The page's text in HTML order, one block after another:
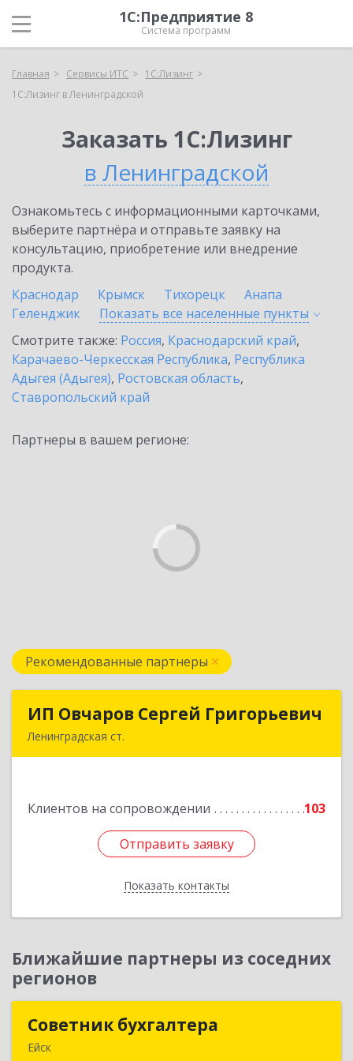
1С:Предприятие 8
Система программ
Главная Сервисы ИТС
1С:Лизинг
1С:Лизинг в Ленинградской
Заказать 1С:Лизинг
в Ленинградской
Ознакомьтесь с информационными карточками,
выберите партнёра и отправьте заявку на
консультацию, приобретение или внедрение
продукта.
Краснодар
Крымск Тихорецк
Анапа
Геленджик
Показать все населенные пункты
Смотрите также: Россия, Краснодарский край,
Карачаево-Черкесская Республика, Республика
Адыгея (Адыгея), Ростовская область,
Ставропольский край
Партнеры в вашем регионе:
Рекомендованные партнеры
ИП Овчаров Сергей Григорьевич
Ленинградская ст.
Клиентов на сопровождении 103
Отправить заявку
Показать контакты
ИП Овчаров Сергей Григорьевич
Ближайшие партнеры из соседних
регионов
Советник бухгалтера
Ейск
Советник бухгалтера